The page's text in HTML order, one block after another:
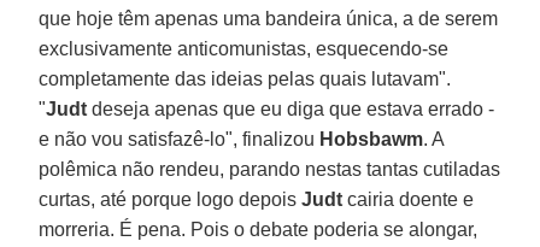
que hoje têm apenas uma bandeira única, a de serem
exclusivamente anticomunistas, esquecendo-se
completamente das ideias pelas quais lutavam".
"Judt deseja apenas que eu diga que estava errado -
e não vou satisfazê-lo", finalizou Hobsbawm. A
polêmica não rendeu, parando nestas tantas cutiladas
curtas, até porque logo depoisJudt cairia doente e
morreria. É pena. Pois o debate poderia se alongar,